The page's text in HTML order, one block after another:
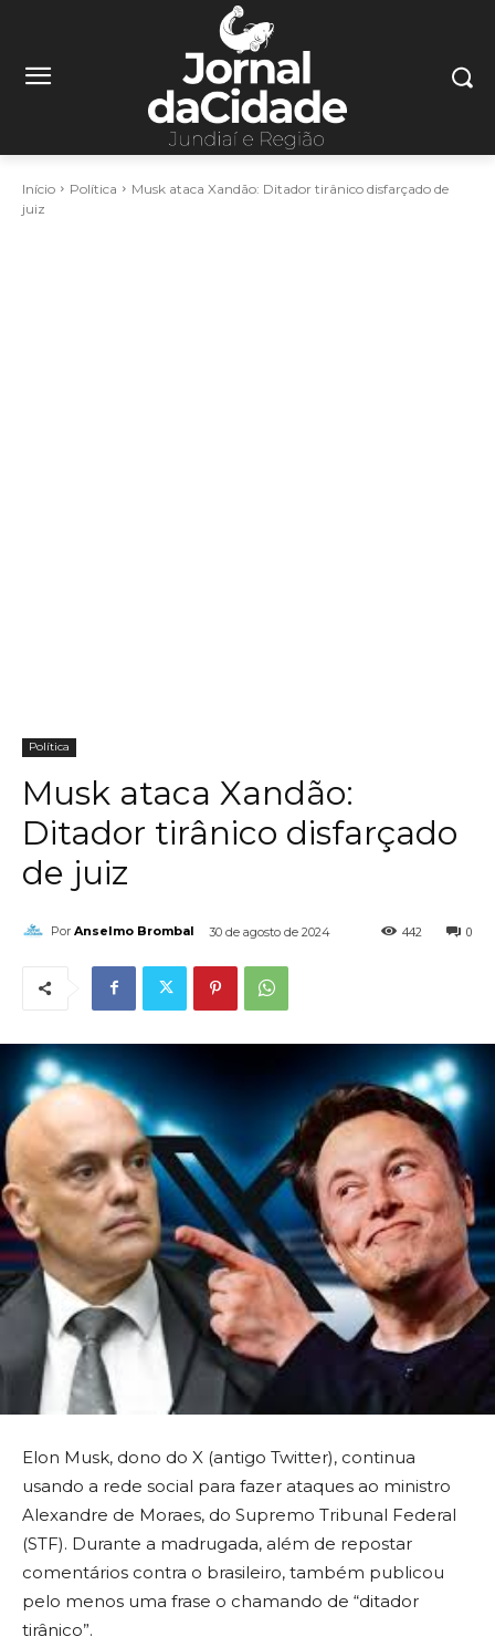
Início Política
Musk ataca Xandão: Ditador tirânico disfarçado de
juiz
Política
Musk ataca Xandão:
Ditador tirânico disfarçado
de juiz
Por Anselmo Brombal 30 de agosto de 2024 0
442
Elon Musk, dono do X (antigo Twitter), continua
usando a rede social para fazer ataques ao ministro
Alexandre de Moraes, do Supremo Tribunal Federal
(STF). Durante a madrugada, além de repostar
comentários contra o brasileiro, também publicou
pelo menos uma frase o chamando de “ditador
tirânico”.